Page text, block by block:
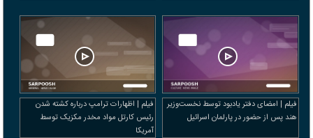
فیلم | امضای دفتر یادبود توسط نخست‌وزیر
هند پس از حضور در پارلمان اسرائیل
فیلم | اظهارات ترامپ درباره کشته شدن
رئیس کارتل مواد مخدر مکزیک توسط
آمریکا